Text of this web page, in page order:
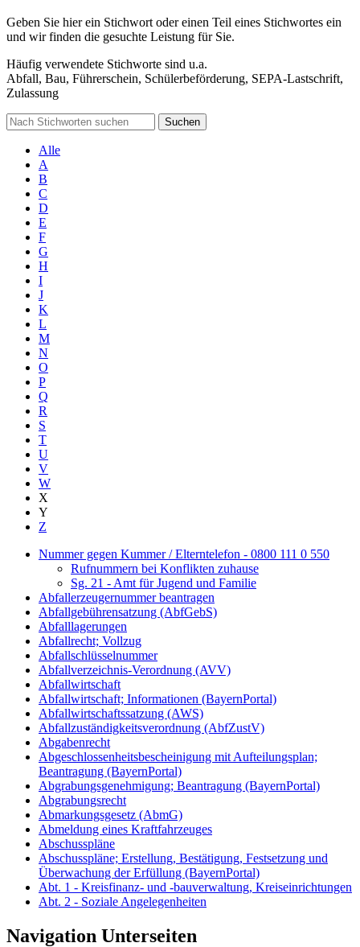
Geben Sie hier ein Stichwort oder einen Teil eines Stichwortes ein
und wir finden die gesuchte Leistung für Sie.
Häufig verwendete Stichworte sind u.a.
Abfall, Bau, Führerschein, Schülerbeförderung, SEPA-Lastschrift,
Zulassung
Suchen
Alle
A
B
C
D
E
F
G
H
I
J
K
L
M
N
O
P
Q
R
S
T
U
V
W
X
Y
Z
Nummer gegen Kummer / Elterntelefon - 0800 111 0 550
Rufnummern bei Konflikten zuhause
Sg. 21 - Amt für Jugend und Familie
Abfallerzeugernummer beantragen
Abfallgebührensatzung (AbfGebS)
Abfalllagerungen
Abfallrecht; Vollzug
Abfallschlüsselnummer
Abfallverzeichnis-Verordnung (AVV)
Abfallwirtschaft
Abfallwirtschaft; Informationen (BayernPortal)
Abfallwirtschaftssatzung (AWS)
Abfallzuständigkeitsverordnung (AbfZustV)
Abgabenrecht
Abgeschlossenheitsbescheinigung mit Aufteilungsplan;
Beantragung (BayernPortal)
Abgrabungsgenehmigung; Beantragung (BayernPortal)
Abgrabungsrecht
Abmarkungsgesetz (AbmG)
Abmeldung eines Kraftfahrzeuges
Abschusspläne
Abschusspläne; Erstellung, Bestätigung, Festsetzung und
Überwachung der Erfüllung (BayernPortal)
Abt. 1 - Kreisfinanz- und -bauverwaltung, Kreiseinrichtungen
Abt. 2 - Soziale Angelegenheiten
Navigation Unterseiten